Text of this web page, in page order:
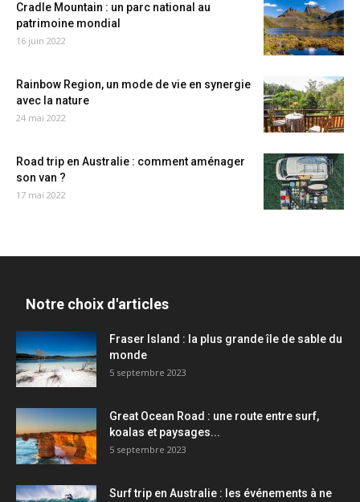
Cradle Mountain : un parc national au
patrimoine mondial
16 juin 2022
Rainbow Region, un mode de vie en synergie
avec la nature
24 mai 2022
Road trip en Australie : comment aménager
son van ?
17 mai 2022
Notre choix d'articles
Fraser Island : la plus grande île de sable du
monde
5 septembre 2023
Great Ocean Road : une route entre surf,
koalas et paysages...
5 septembre 2023
Surf trip en Australie : les événements à ne